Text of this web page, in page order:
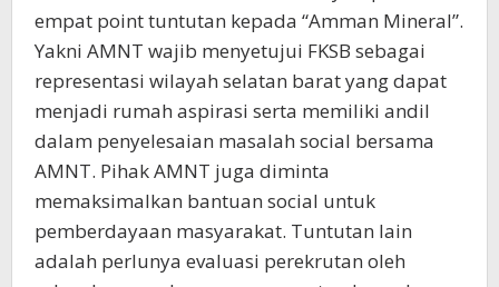
empat point tuntutan kepada “Amman Mineral”.
Yakni AMNT wajib menyetujui FKSB sebagai
representasi wilayah selatan barat yang dapat
menjadi rumah aspirasi serta memiliki andil
dalam penyelesaian masalah social bersama
AMNT. Pihak AMNT juga diminta
memaksimalkan bantuan social untuk
pemberdayaan masyarakat. Tuntutan lain
adalah perlunya evaluasi perekrutan oleh